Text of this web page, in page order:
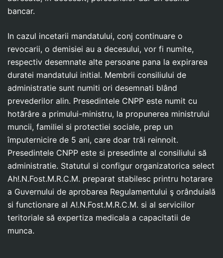
bancar.
In cazul incetarii mandatului, conj continuare o
revocarii, o demisiei au a decesului, vor fi numite,
respectiv desemnate alte persoane pana la expirarea
duratei mandatului initial. Membrii consiliului de
administratie sunt numiti ori desemnati blând
prevederilor alin. Presedintele CNPP este numit cu
hotărâre a primului-ministru, la propunerea ministrului
muncii, familiei si protectiei sociale, prep un
împuternicire de 5 ani, care doar trăi reinnoit.
Presedintele CNPP este si presedinte al consiliului să
administratie. Statutul si configur organizatorica select
Ah!.N.Fost.M.R.C.M. preparat stabilesc printru hotarare
a Guvernului de aprobarea Regulamentului ş orânduială
si functionare al A!.N.Fost.M.R.C.M. si al serviciilor
teritoriale să expertiza medicala a capacitatii de
munca.